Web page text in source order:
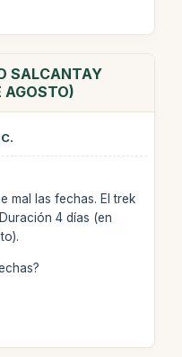
SALCANTAY
AGOSTO)
mal las fechas. El trek
4 días (en